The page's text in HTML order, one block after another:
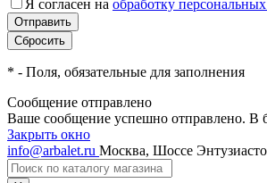
Я согласен на обработку
* - Поля, обязательные для заполнения
Сообщение отправлено
Ваше сообщение успешно отправлено. В
Закрыть окно
info@arbalet.ru Москва, Шоссе